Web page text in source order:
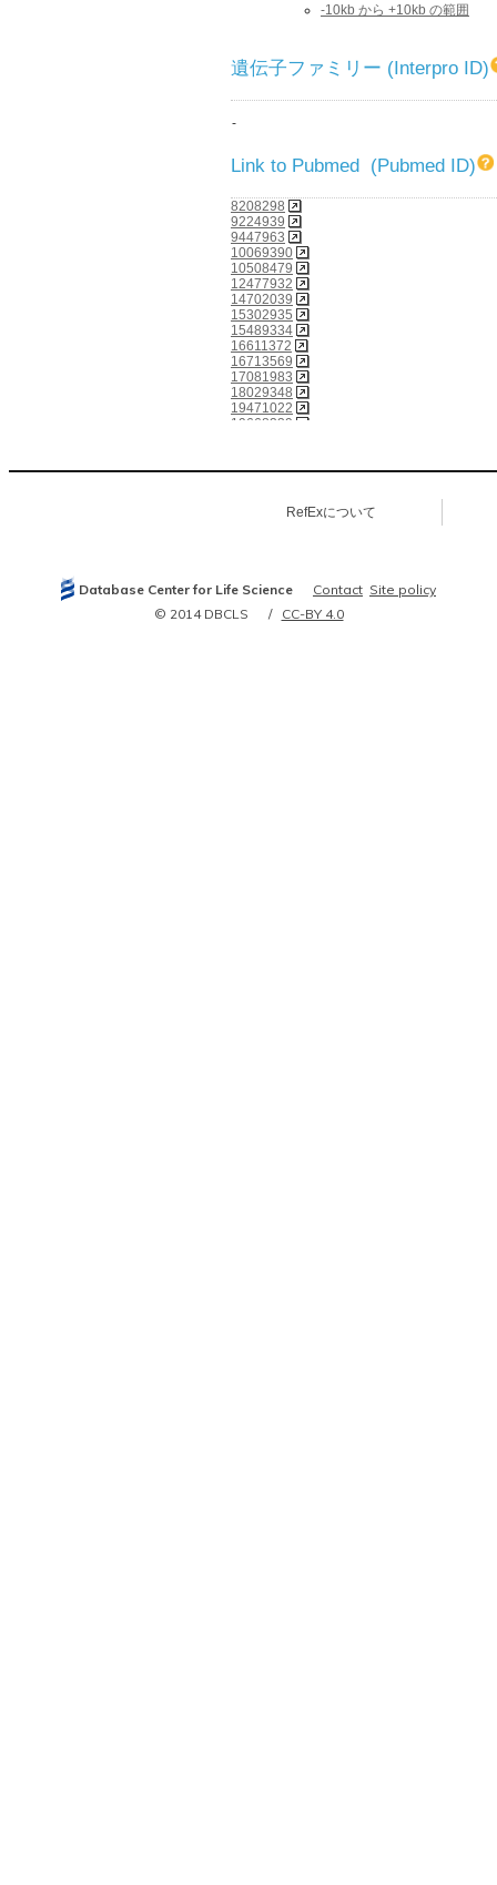
-10kb から +10kb の範囲
遺伝子ファミリー (Interpro ID)
-
Link to Pubmed (Pubmed ID)
8208298
9224939
9447963
10069390
10508479
12477932
14702039
15302935
15489334
16611372
16713569
17081983
18029348
19471022
19668339
21693764
21963094
24250222
24457600
24639526
RefExについて
Database Center for Life Science Contact Site policy
© 2014 DBCLS
CC-BY 4.0